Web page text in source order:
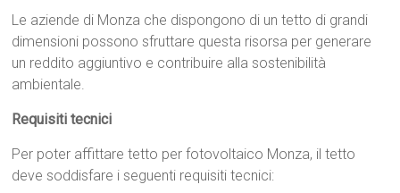
Le aziende di Monza che dispongono di un tetto di grandi
dimensioni possono sfruttare questa risorsa per generare
un reddito aggiuntivo e contribuire alla sostenibilità
ambientale.
Requisiti tecnici
Per poter affittare tetto per fotovoltaico Monza, il tetto
deve soddisfare i seguenti requisiti tecnici: